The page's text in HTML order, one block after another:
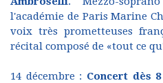
l'académie de Paris Marine
voix très prometteuses
récital composé de «tout ce
14 décembre : Concert dès